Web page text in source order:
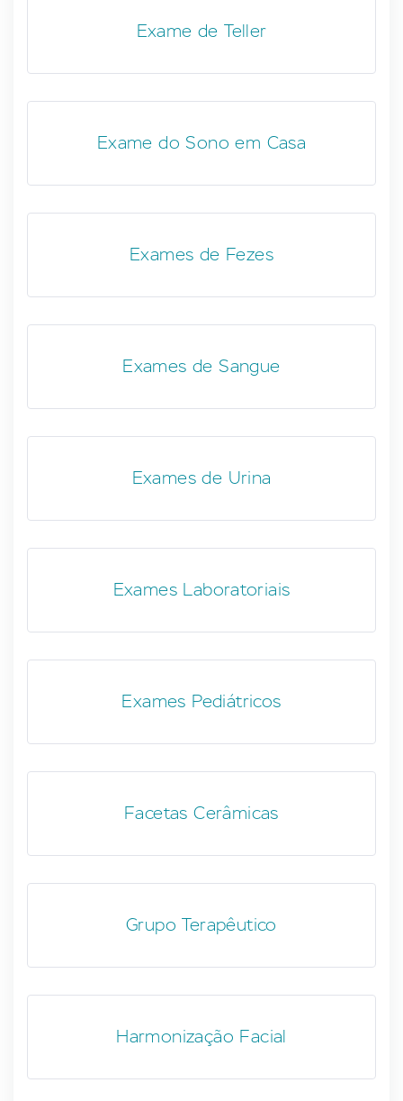
Exame de Teller
Exame do Sono em Casa
Exames de Fezes
Exames de Sangue
Exames de Urina
Exames Laboratoriais
Exames Pediátricos
Facetas Cerâmicas
Grupo Terapêutico
Harmonização Facial